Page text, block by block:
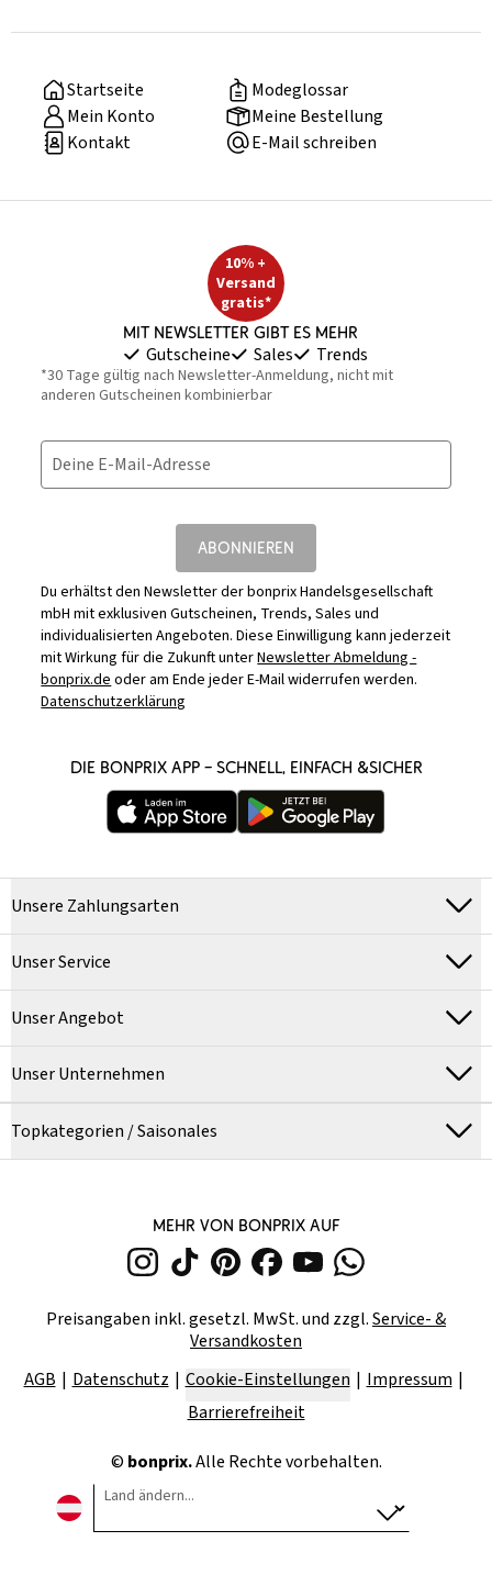
Startseite
Modeglossar
Mein Konto
Meine Bestellung
Kontakt
E-Mail schreiben
10% +
Versand
gratis*
Mit Newsletter gibt es mehr
Gutscheine Sales Trends
*30 Tage gültig nach Newsletter-Anmeldung, nicht mit
anderen Gutscheinen kombinierbar
Deine E-Mail-Adresse
ABONNIEREN
Du erhältst den Newsletter der bonprix Handelsgesellschaft
mbH mit exklusiven Gutscheinen, Trends, Sales und
individualisierten Angeboten. Diese Einwilligung kann jederzeit
mit Wirkung für die Zukunft unterNewsletter Abmeldung -
bonprix.deoder am Ende jeder E-Mail widerrufen werden.
Datenschutzerklärung
DIE BONPRIX APP – SCHNELL, EINFACH &SICHER
Unsere Zahlungsarten
Unser Service
Unser Angebot
Unser Unternehmen
Topkategorien / Saisonales
MEHR VON BONPRIX AUF
Preisangaben inkl. gesetzl. MwSt. und zzgl.Service- &
Versandkosten
AGB
Datenschutz Cookie-Einstellungen
Impressum
Barrierefreiheit
© bonprix.Alle Rechte vorbehalten.
Land ändern...